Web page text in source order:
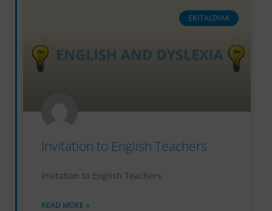
EKITALDIAK
Invitation to English Teachers
Invitation to English Teachers
READ MORE »